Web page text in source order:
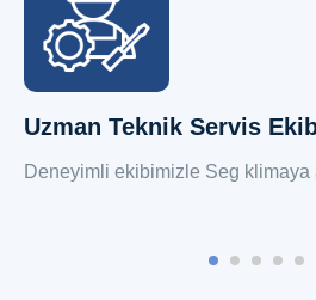
Uzman Teknik Servis
Deneyimli ekibimizle Seg klimaya